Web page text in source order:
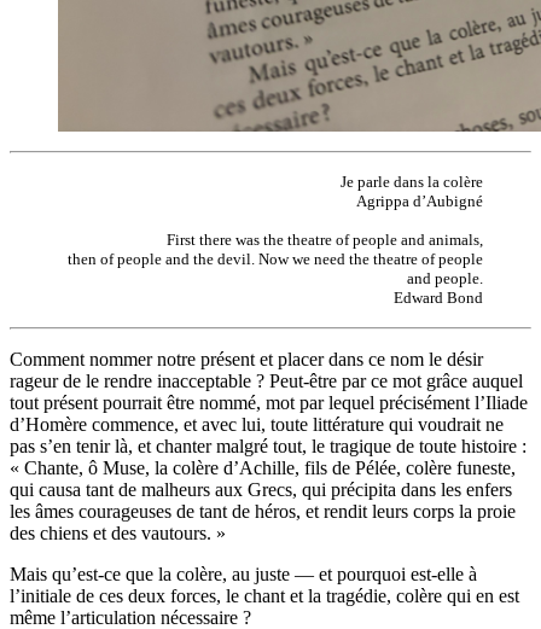
Je parle dans la colère
Agrippa d’Aubigné
First there was the theatre of people and animals,
then of people and the devil. Now we need the theatre of people
and people.
Edward Bond
Comment nommer notre présent et placer dans ce nom le désir
rageur de le rendre inacceptable ? Peut-être par ce mot grâce auquel
tout présent pourrait être nommé, mot par lequel précisément l’Iliade
d’Homère commence, et avec lui, toute littérature qui voudrait ne
pas s’en tenir là, et chanter malgré tout, le tragique de toute histoire :
« Chante, ô Muse, la colère d’Achille, fils de Pélée, colère funeste,
qui causa tant de malheurs aux Grecs, qui précipita dans les enfers
les âmes courageuses de tant de héros, et rendit leurs corps la proie
des chiens et des vautours. »
Mais qu’est-ce que la colère, au juste — et pourquoi est-elle à
l’initiale de ces deux forces, le chant et la tragédie, colère qui en est
même l’articulation nécessaire ?